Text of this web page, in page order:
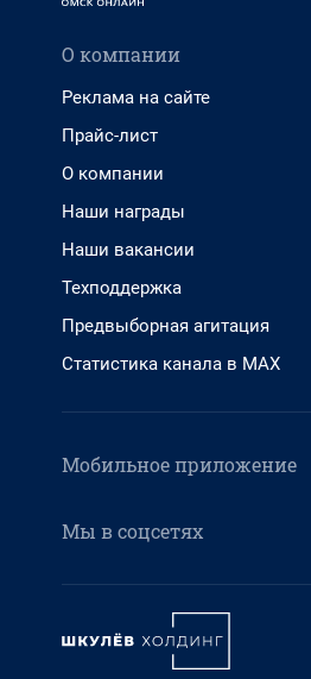
О компании
Реклама на сайте
Прайс-лист
О компании
Наши награды
Наши вакансии
Техподдержка
Предвыборная агитация
Статистика канала в MAX
Мобильное приложение
Мы в соцсетях